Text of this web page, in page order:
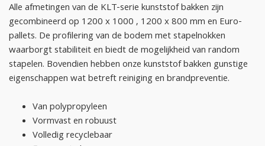
Alle afmetingen van de KLT-serie kunststof bakken zijn
gecombineerd op 1200 x 1000 , 1200 x 800 mm en Euro-
pallets. De profilering van de bodem met stapelnokken
waarborgt stabiliteit en biedt de mogelijkheid van random
stapelen. Bovendien hebben onze kunststof bakken gunstige
eigenschappen wat betreft reiniging en brandpreventie.
Van polypropyleen
Vormvast en robuust
Volledig recyclebaar